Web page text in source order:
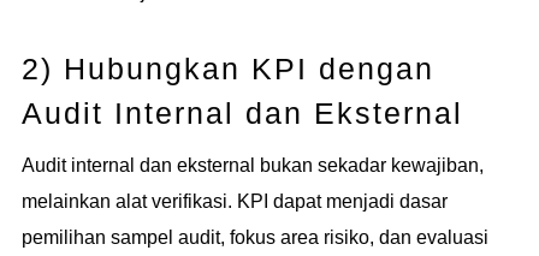
2) Hubungkan KPI dengan
Audit Internal dan Eksternal
Audit internal dan eksternal bukan sekadar kewajiban,
melainkan alat verifikasi. KPI dapat menjadi dasar
pemilihan sampel audit, fokus area risiko, dan evaluasi